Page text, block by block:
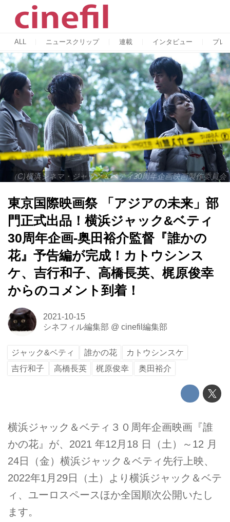
ALL ニュースクリップ 連載 インタビュー プレ
（C)横浜シネマ・ジャック＆ベティ30周年企画映画製作委員会
東京国際映画祭 「アジアの未来」部
門正式出品！横浜ジャック&ベティ
30周年企画-奥田裕介監督『誰かの
花』予告編が完成！カトウシンス
ケ、吉行和子、高橋長英、梶原俊幸
からのコメント到着！
2021-10-15
シネフィル編集部 @ cinefil編集部
ジャック&ベティ 誰かの花
カトウシンスケ
吉行和子
高橋長英 梶原俊幸 奥田裕介
横浜ジャック＆ベティ３０周年企画映画『誰
かの花』が、2021 年12月18 日（土）～12 月
24日（金）横浜ジャック＆ベティ先行上映、
2022年1月29日（土）より横浜ジャック＆ベテ
ィ、ユーロスペースほか全国順次公開いたし
ます。